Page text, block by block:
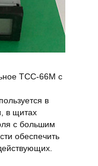
ТСС-66М с
в
в щитах
с большим
обеспечить